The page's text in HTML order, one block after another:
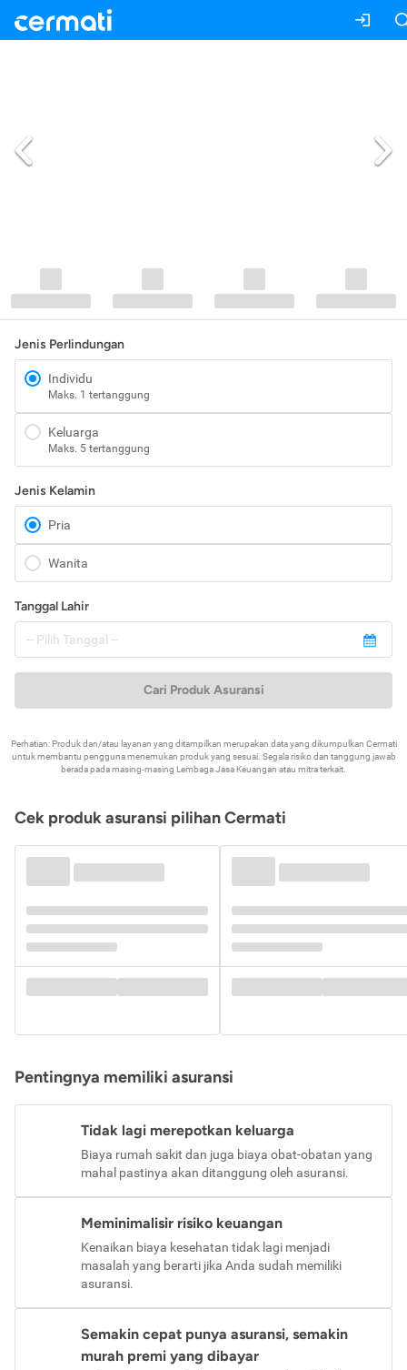
Jenis Perlindungan
Individu
Maks. 1 tertanggung
Keluarga
Maks. 5 tertanggung
Jenis Kelamin
Pria
Wanita
Tanggal Lahir
Cari Produk Asuransi
Perhatian: Produk dan/atau layanan yang ditampilkan merupakan data yang dikumpulkan Cermati
untuk membantu pengguna menemukan produk yang sesuai. Segala risiko dan tanggung jawab
berada pada masing-masing Lembaga Jasa Keuangan atau mitra terkait.
Cek produk asuransi pilihan Cermati
Pentingnya memiliki asuransi
Tidak lagi merepotkan keluarga
Biaya rumah sakit dan juga biaya obat-obatan yang
mahal pastinya akan ditanggung oleh asuransi.
Meminimalisir risiko keuangan
Kenaikan biaya kesehatan tidak lagi menjadi
masalah yang berarti jika Anda sudah memiliki
asuransi.
Semakin cepat punya asuransi, semakin
murah premi yang dibayar